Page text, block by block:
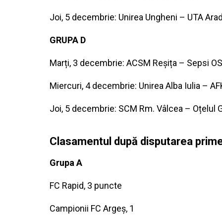
Joi, 5 decembrie: Unirea Ungheni – UTA
GRUPA D
Marți, 3 decembrie: ACSM Reșița – Sepsi
Miercuri, 4 decembrie: Unirea Alba Iulia –
Joi, 5 decembrie: SCM Rm. Vâlcea – Oțelul
Clasamentul după disputarea
Grupa A
FC Rapid, 3 puncte
Campionii FC Argeș, 1